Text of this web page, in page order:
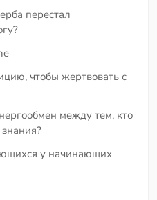
перестал
чтобы жертвовать с
между тем, кто
у начинающих